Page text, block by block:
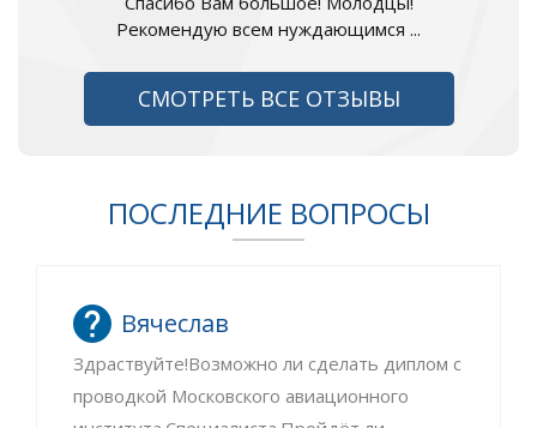
Рекомендую всем нуждающимся ...
СМОТРЕТЬ ВСЕ ОТЗЫВЫ
ПОСЛЕДНИЕ ВОПРОСЫ
Вячеслав
Здраствуйте!Возможно ли сделать диплом с
проводкой Московского авиационного